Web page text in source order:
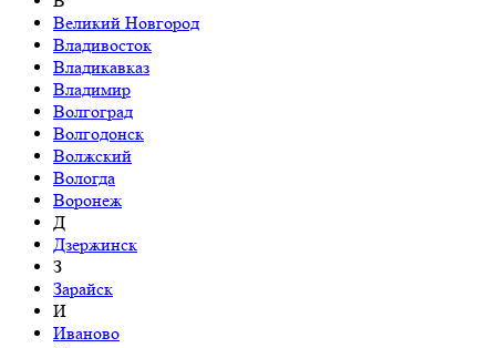
Великий Новгород
Владивосток
Владикавказ
Владимир
Волгоград
Волгодонск
Волжский
Вологда
Воронеж
Д
Дзержинск
З
Зарайск
И
Иваново